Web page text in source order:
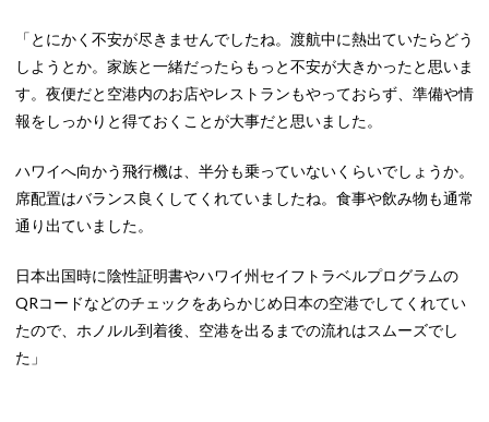
「とにかく不安が尽きませんでしたね。渡航中に熱出ていたらどう
しようとか。家族と一緒だったらもっと不安が大きかったと思いま
す。夜便だと空港内のお店やレストランもやっておらず、準備や情
報をしっかりと得ておくことが大事だと思いました。
ハワイへ向かう飛行機は、半分も乗っていないくらいでしょうか。
席配置はバランス良くしてくれていましたね。食事や飲み物も通常
通り出ていました。
日本出国時に陰性証明書やハワイ州セイフトラベルプログラムの
QRコードなどのチェックをあらかじめ日本の空港でしてくれてい
たので、ホノルル到着後、空港を出るまでの流れはスムーズでし
た」